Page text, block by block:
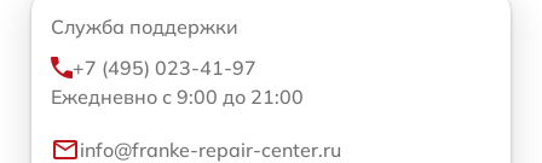
Служба поддержки
+7 (495) 023-41-97
Ежедневно с 9:00 до 21:00
info@franke-repair-center.ru